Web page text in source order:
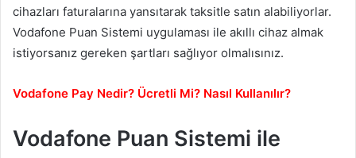
cihazları faturalarına yansıtarak taksitle satın alabiliyorlar.
Vodafone Puan Sistemi uygulaması ile akıllı cihaz almak
istiyorsanız gereken şartları sağlıyor olmalısınız.
Vodafone Pay Nedir? Ücretli Mi? Nasıl Kullanılır?
Vodafone Puan Sistemi ile